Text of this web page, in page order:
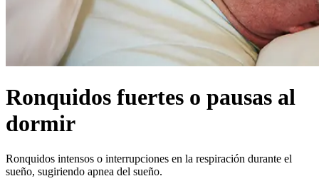
Ronquidos fuertes o pausas al
dormir
Ronquidos intensos o interrupciones en la respiración durante el
sueño, sugiriendo apnea del sueño.